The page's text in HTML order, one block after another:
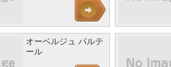
オーベルジュ パルテ
ール